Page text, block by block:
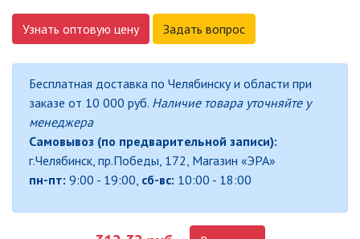
СВЕТИЛЬНИКИ ДЛЯ РОСТА
РАСТЕНИЙ (ФИТОСВЕТИЛЬНИКИ)
ЭЛЕКТРОМОНТАЖА
ДАТЧИКИ ДВИЖЕНИЯ И
ФОТОРЕЛЕ
Узнать оптовую цену Задать вопрос
Бесплатная доставка по Челябинску и области при
заказе от 10 000 руб. Наличие товара уточняйте у
менеджера
Самовывоз (по предварительной записи):
г.Челябинск, пр.Победы, 172, Магазин «ЭРА»
пн-пт: 9:00 - 19:00, сб-вс: 10:00 - 18:00